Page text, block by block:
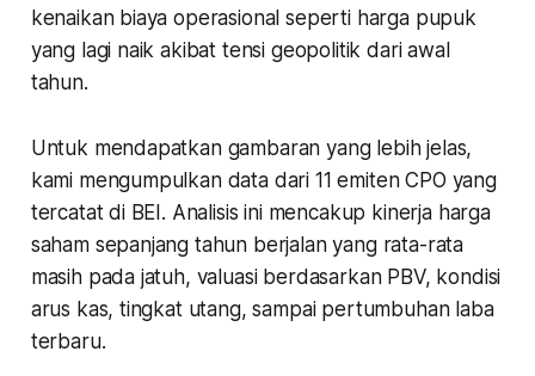
kenaikan biaya operasional seperti harga pupuk
yang lagi naik akibat tensi geopolitik dari awal
tahun.
Untuk mendapatkan gambaran yang lebih jelas,
kami mengumpulkan data dari 11 emiten CPO yang
tercatat di BEI. Analisis ini mencakup kinerja harga
saham sepanjang tahun berjalan yang rata-rata
masih pada jatuh, valuasi berdasarkan PBV, kondisi
arus kas, tingkat utang, sampai pertumbuhan laba
terbaru.